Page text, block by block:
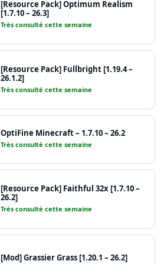
[Resource Pack] Optimum Realism
[1.7.10 – 26.3]
Très consulté cette semaine
[Resource Pack] Fullbright [1.19.4 –
26.1.2]
Très consulté cette semaine
OptiFine Minecraft – 1.7.10 – 26.2
Très consulté cette semaine
[Resource Pack] Faithful 32x [1.7.10 –
26.2]
Très consulté cette semaine
[Mod] Grassier Grass [1.20.1 – 26.2]